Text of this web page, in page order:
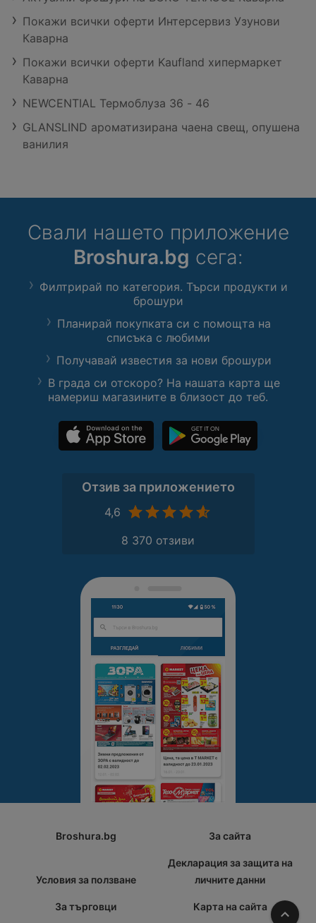
Покажи всички оферти Интерсервиз Узунови
Каварна
Покажи всички оферти Kaufland хипермаркет
Каварна
NEWCENTIAL Термоблуза 36 - 46
GLANSLIND ароматизирана чаена свещ, опушена
ванилия
Свали нашето приложение
Broshura.bg сега:
Филтрирай по категория. Търси продукти и
брошури
Планирай покупката си с помощта на
списъка с любими
Получавай известия за нови брошури
В града си отскоро? На нашата карта ще
намериш магазините в близост до теб.
Отзив за приложението
4,6
8 370 отзиви
Broshura.bg За сайта
Условия за ползване
Декларация за защита на
личните данни
За търговци Карта на сайта